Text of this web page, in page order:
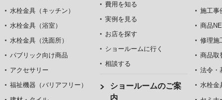
水栓金具（キッチン）
水栓金具（浴室）
水栓金具（洗面所）
パブリック向け商品
アクセサリー
福祉機器（バリアフリー）
費用を知る
実例を見る
お店を探す
ショールームに行く
相談する
ショールームのご案
内
施工事
商品
修理施
商品取
法令・
水栓金